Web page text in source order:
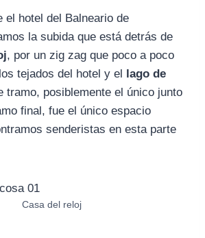
el hotel del Balneario de
la subida que está detrás de
, por un zig zag que poco a poco
tejados del hotel y el lago de
tramo, posiblemente el único junto
final, fue el único espacio
senderistas en esta parte
Casa del reloj